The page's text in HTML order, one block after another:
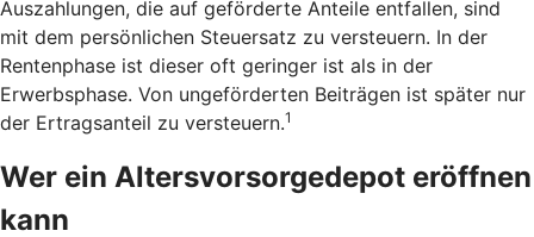
Auszahlungen, die auf geförderte Anteile entfallen, sind
mit dem persönlichen Steuersatz zu versteuern. In der
Rentenphase ist dieser oft geringer ist als in der
Erwerbsphase. Von ungeförderten Beiträgen ist später nur
der Ertragsanteil zu versteuern.1
Wer ein Altersvorsorgedepot eröffnen
kann